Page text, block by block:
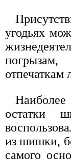
угодьях
отпечаткам
остатки
из шишки,
самого